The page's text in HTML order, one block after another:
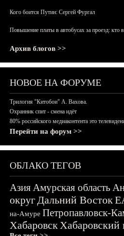
Кого боится Путин: Сергей Фургал
Повышение платы в автобусах за проезд: кто
Архив блогов >>
НОВОЕ НА ФОРУМЕ
Трилогия "Китобои" А. Вахова.
Охранник спит - смена идёт
80% российского медиаконтента это
Перейти на форум >>
ОБЛАКО ТЕГОВ
АзияАмурская область
округДальний Восток
на-Амуре Петропавловск-
ХабаровскХабаровский